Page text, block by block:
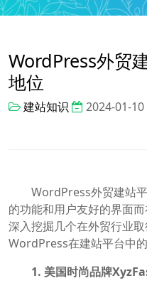
WordPress外贸
地位
建站知识 2024-01-10
WordPress外贸建站平
的功能和用户友好的界面
深入挖掘几个在外贸行业
WordPress在建站平台中的
1. 美国时尚品牌